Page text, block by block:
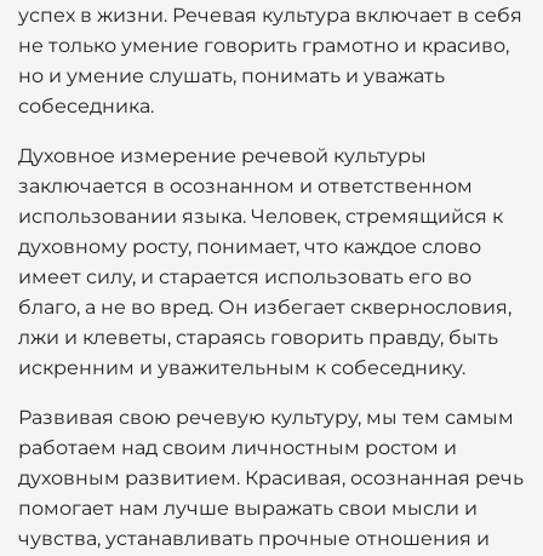
успех в жизни. Речевая культура включает в себя
не только умение говорить грамотно и красиво,
но и умение слушать, понимать и уважать
собеседника.
Духовное измерение речевой культуры
заключается в осознанном и ответственном
использовании языка. Человек, стремящийся к
духовному росту, понимает, что каждое слово
имеет силу, и старается использовать его во
благо, а не во вред. Он избегает сквернословия,
лжи и клеветы, стараясь говорить правду, быть
искренним и уважительным к собеседнику.
Развивая свою речевую культуру, мы тем самым
работаем над своим личностным ростом и
духовным развитием. Красивая, осознанная речь
помогает нам лучше выражать свои мысли и
чувства, устанавливать прочные отношения и